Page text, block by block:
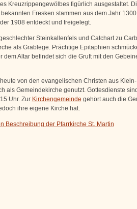
Kreuzrippengewölbes figürlich ausgestaltet.
Fresken stammen aus dem Jahr 1300
1908 entdeckt und freigelegt.
Steinkallenfels und Catchart zu
als Grablege. Prächtige Epitaphien
dem Altar befindet sich die Gruft mit den
von den evangelischen Christen aus Klein-
als Gemeindekirche genutzt. Gottesdienste sind
Uhr. Zur Kirchengemeinde gehört auch die
ihre eigene Kirche hat.
Beschreibung der Pfarrkirche St. Martin